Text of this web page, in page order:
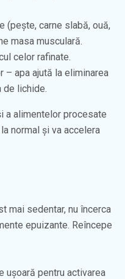
(pește, carne slabă, ouă,
masa musculară.
celor rafinate.
apa ajută la eliminarea
de lichide.
a alimentelor procesate
normal și va accelera
mai sedentar, nu încerca
epuizante. Reîncepe
ușoară pentru activarea